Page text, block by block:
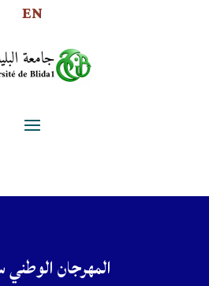
EN
المهرجان الوطني